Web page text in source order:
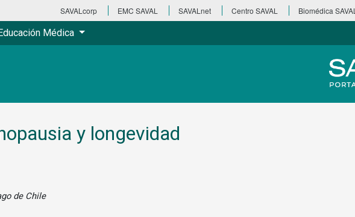
SAVALcorp EMC SAVAL SAVALnet Centro SAVAL Biomédica SAVAL
Médica
y longevidad
de Chile